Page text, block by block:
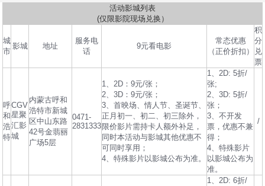
活动影城列表
(仅限影院现场兑换）
城
市
影城 地址
服务电
话
9元看电影
常态优惠
（正价折扣）
积
分
兑
票
呼
和
浩
特
CGV
星聚
汇影
城
内蒙古呼和
浩特市新城
区中山东路
42号金翡丽
广场5层
0471-
2831333
1、2D：9元/张；
2、3D：9元/张；
3、首映场、情人节、圣诞节、
正月初一、初二、初三除外，
限价影片需持卡人额外补足，
同时本活动与影城其他优惠不
可同时享用；
4、特殊影片以影城公布为准。
1、2D: 5折/
张;
2、3D: 5折/
张；
3、不开发
票，优惠不兼
得；
4、特殊影片
以影城公布为
准。
/
1、2D: 6折/